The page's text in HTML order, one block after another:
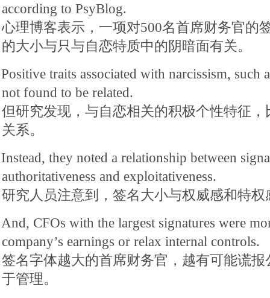
according to PsyBlog.
心理博客表示，一项对500名首席财务官的
的大小与只与自恋特质中的阴暗面有关。
Positive traits associated with narcissism, such
not found to be related.
但研究发现，与自恋相关的积极个性特征
关系。
Instead, they noted a relationship between
authoritativeness and exploitativeness.
研究人员注意到，签名大小与权威感和特权
And, CFOs with the largest signatures were
company’s earnings or relax internal controls.
签名字体越大的首席财务官，越有可能谎
于管理。